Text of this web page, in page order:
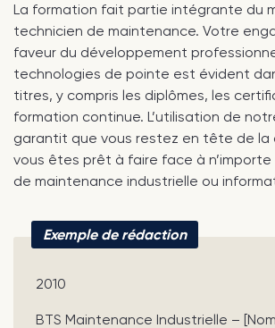
La formation fait partie intégrante du
technicien de maintenance. Votre
faveur du développement
technologies de pointe est évident
titres, y compris les diplômes, les
formation continue. L’utilisation de
garantit que vous restez en tête de la
vous êtes prêt à faire face à
de maintenance industrielle ou
Exemple de rédaction
2010
BTS Maintenance Industrielle –